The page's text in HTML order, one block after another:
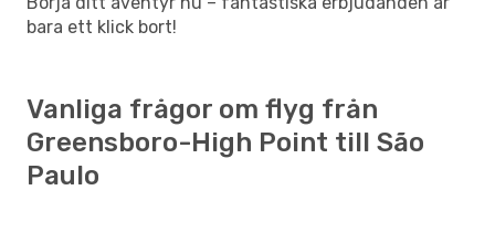
bara ett klick bort!
Vanliga frågor om flyg från
Greensboro-High Point till São
Paulo